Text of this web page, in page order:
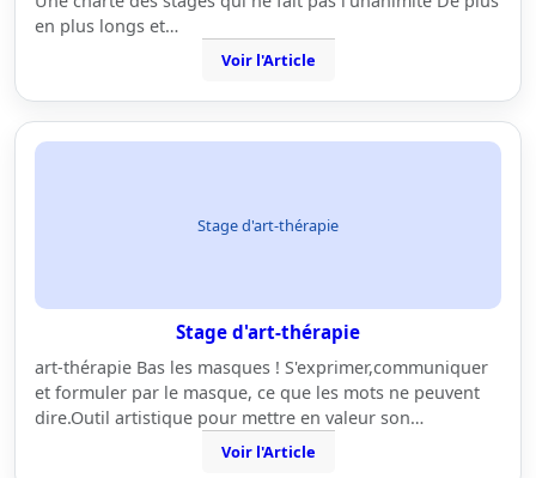
en plus longs et…
Voir l'Article
Stage d'art-thérapie
Stage d'art-thérapie
art-thérapie Bas les masques ! S'exprimer,communiquer
et formuler par le masque, ce que les mots ne peuvent
dire.Outil artistique pour mettre en valeur son…
Voir l'Article